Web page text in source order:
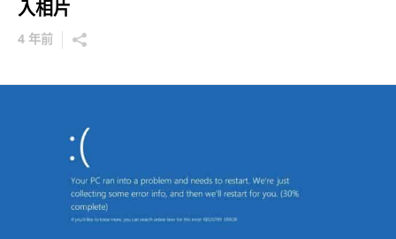
入相片
4 年前